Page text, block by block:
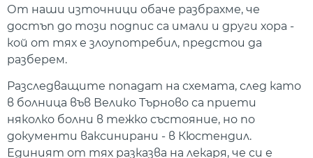
От наши източници обаче разбрахме, че
достъп до този подпис са имали и други хора -
кой от тях е злоупотребил, предстои да
разберем.
Разследващите попадат на схемата, след като
в болница във Велико Търново са приети
няколко болни в тежко състояние, но по
документи ваксинирани - в Кюстендил.
Единият от тях разказва на лекаря, че си е